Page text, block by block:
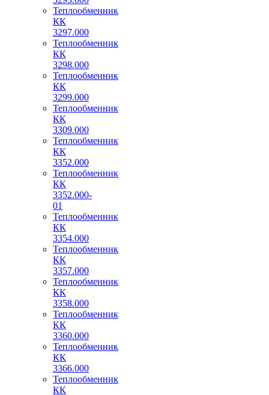
Теплообменник
КК
3297.000
Теплообменник
КК
3298.000
Теплообменник
КК
3299.000
Теплообменник
КК
3309.000
Теплообменник
КК
3352.000
Теплообменник
КК
3352.000-
01
Теплообменник
КК
3354.000
Теплообменник
КК
3357.000
Теплообменник
КК
3358.000
Теплообменник
КК
3360.000
Теплообменник
КК
3366.000
Теплообменник
КК